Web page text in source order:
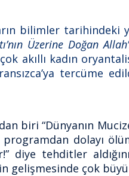
bilimler
Üzerine Doğan
akıllı kadın
biri “Dünyanın
programdan dolayı
diye tehditler
gelişmesinde çok